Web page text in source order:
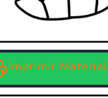
Imprimir Material